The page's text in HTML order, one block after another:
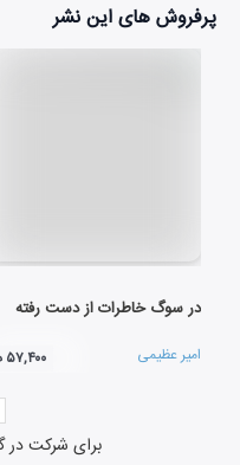
پرفروش های این نشر
در سوگ خاطرات از دست رفته
امیر عظیمی ۵۷,۴۰۰ ت
برای شرکت در